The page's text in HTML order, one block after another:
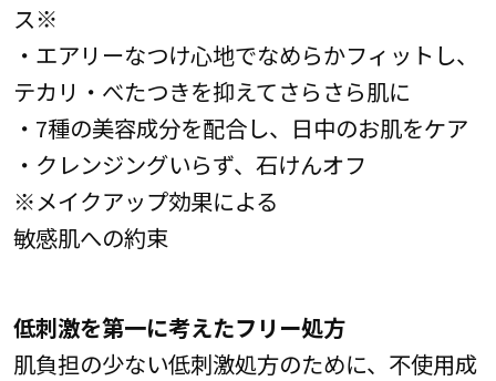
ス※
・エアリーなつけ心地でなめらかフィットし、
テカリ・べたつきを抑えてさらさら肌に
・7種の美容成分を配合し、日中のお肌をケア
・クレンジングいらず、石けんオフ
※メイクアップ効果による
敏感肌への約束
低刺激を第一に考えたフリー処方
肌負担の少ない低刺激処方のために、不使用成